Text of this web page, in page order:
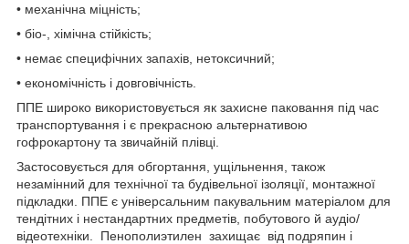
• механічна міцність;
• біо-, хімічна стійкість;
• немає специфічних запахів, нетоксичний;
• економічність і довговічність.
ППЕ широко використовується як захисне паковання під час
транспортування і є прекрасною альтернативою
гофрокартону та звичайній плівці.
Застосовується для обгортання, ущільнення, також
незамінний для технічної та будівельної ізоляції, монтажної
підкладки. ППЕ є універсальним пакувальним матеріалом для
тендітних і нестандартних предметів, побутового й аудіо/
відеотехніки. Пенополиэтилен захищає від подряпин і